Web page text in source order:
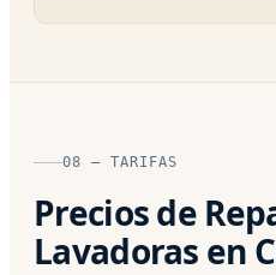
08 — TARIFAS
Precios de
Lavadoras en